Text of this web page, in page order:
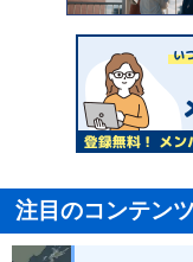
注目のコンテンツ